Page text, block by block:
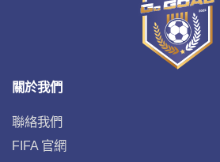
關於我們
聯絡我們
FIFA 官網